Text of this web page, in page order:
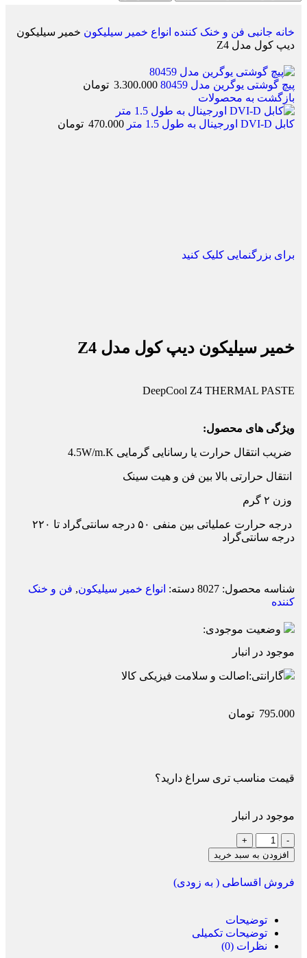
خانه جانبی فن و خنک کننده انواع خمیر سیلیکون خمیر سیلیکون
دیپ کول مدل Z4
پیچ گوشتی یوگرین مدل 80459 3.300.000 تومان
بازگشت به محصولات
کابل DVI-D اورجینال به طول 1.5 متر 470.000 تومان
برای بزرگنمایی کلیک کنید
خمیر سیلیکون دیپ کول مدل Z4
DeepCool Z4 THERMAL PASTE
ویژگی های محصول:
ضریب انتقال حرارت یا رسانایی گرمایی 4.5W/m.K
انتقال حرارتی بالا بین فن و هیت سینک
وزن ۲ گرم
درجه حرارت عملیاتی بین منفی ۵۰ درجه سانتی‌گراد تا ۲۲۰
درجه سانتی‌گراد
شناسه محصول: 8027 دسته: انواع خمیر سیلیکون, فن و خنک
کننده
وضعیت موجودی:
موجود در انبار
گارانتی: اصالت و سلامت فیزیکی کالا
795.000 تومان
قیمت مناسب تری سراغ دارید؟
موجود در انبار
افزودن به سبد خرید
فروش اقساطی ( به زودی)
توضیحات
توضیحات تکمیلی
نظرات (0)